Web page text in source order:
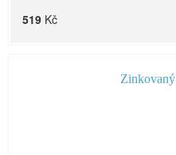
519 Kč